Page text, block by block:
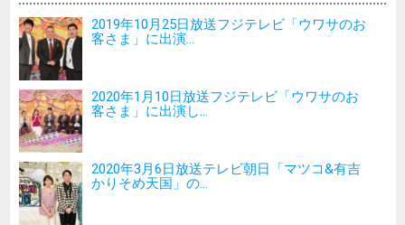
2019年10月25日放送フジテレビ「ウワサのお
客さま」に出演...
2020年1月10日放送フジテレビ「ウワサのお
客さま」に出演し...
2020年3月6日放送テレビ朝日「マツコ&有吉
かりそめ天国」の...